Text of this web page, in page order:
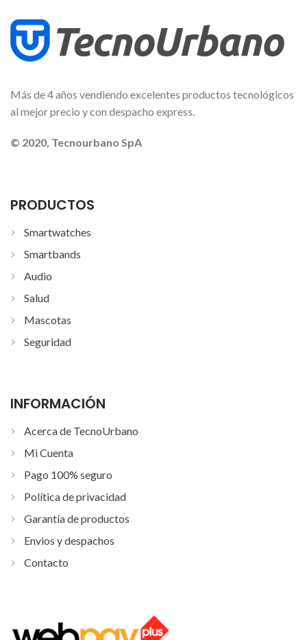
Más de 4 años vendiendo excelentes productos tecnológicos
al mejor precio y con despacho express.
© 2020, Tecnourbano SpA
PRODUCTOS
Smartwatches
Smartbands
Audio
Salud
Mascotas
Seguridad
INFORMACIÓN
Acerca de TecnoUrbano
Mi Cuenta
Pago 100% seguro
Política de privacidad
Garantía de productos
Envios y despachos
Contacto